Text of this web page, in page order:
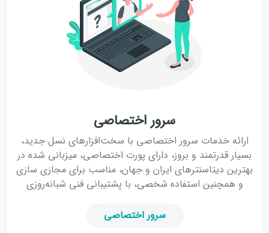
سرور اختصاصی
ارائه خدمات سرور اختصاصی با سخت‌افزارهای نسل جدید،
بسیار قدرتمند و بروز، دارای پورت اختصاصی، میزبانی شده در
بهترین دیتاسنترهای ایران و جهان، مناسب برای مجازی سازی
و همچنین استفاده شخصی، با پشتیبانی فنی شبانه‌روزی
سرور اختصاصی